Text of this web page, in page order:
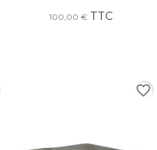
100,00 €TTC
favorite_border